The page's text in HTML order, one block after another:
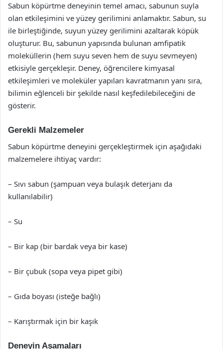
Sabun köpürtme deneyinin temel amacı, sabunun suyla
olan etkileşimini ve yüzey gerilimini anlamaktır. Sabun, su
ile birleştiğinde, suyun yüzey gerilimini azaltarak köpük
oluşturur. Bu, sabunun yapısında bulunan amfipatik
moleküllerin (hem suyu seven hem de suyu sevmeyen)
etkisiyle gerçekleşir. Deney, öğrencilere kimyasal
etkileşimleri ve moleküler yapıları kavratmanın yanı sıra,
bilimin eğlenceli bir şekilde nasıl keşfedilebileceğini de
gösterir.
Gerekli Malzemeler
Sabun köpürtme deneyini gerçekleştirmek için aşağıdaki
malzemelere ihtiyaç vardır:
– Sıvı sabun (şampuan veya bulaşık deterjanı da
kullanılabilir)
– Su
– Bir kap (bir bardak veya bir kase)
– Bir çubuk (sopa veya pipet gibi)
– Gıda boyası (isteğe bağlı)
– Karıştırmak için bir kaşık
Deneyin Aşamaları